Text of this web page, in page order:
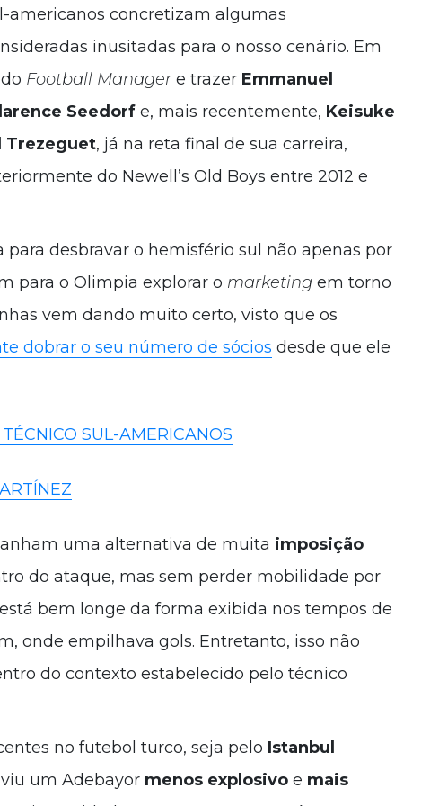
americanos concretizam algumas
inusitadas para o nosso cenário. Em
Football Managere trazer Emmanuel
Seedorf e, mais recentemente, Keisuke
Trezeguet, já na reta final de sua carreira,
do Newell’s Old Boys entre 2012 e
desbravar o hemisfério sul não apenas por
para o Olimpia explorar o marketing em torno
vem dando muito certo, visto que os
dobrar o seu número de sócios desde que ele
SUL-AMERICANOS
uma alternativa de muita imposição
do ataque, mas sem perder mobilidade por
bem longe da forma exibida nos tempos de
onde empilhava gols. Entretanto, isso não
do contexto estabelecido pelo técnico
no futebol turco, seja pelo Istanbul
viu um Adebayor menos explosivo e mais